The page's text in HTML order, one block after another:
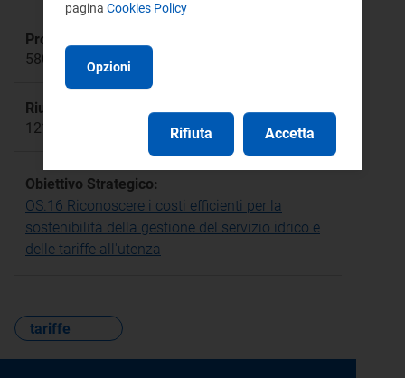
Procedimento:
580/2019/R/idr, 457/2020/R/idr, 639/2021/R/idr
Riunione:
1219
Obiettivo Strategico:
OS.16 Riconoscere i costi efficienti per la
sostenibilità della gestione del servizio idrico e
delle tariffe all'utenza
tariffe
pagina Cookies Policy
Opzioni
Rifiuta Accetta